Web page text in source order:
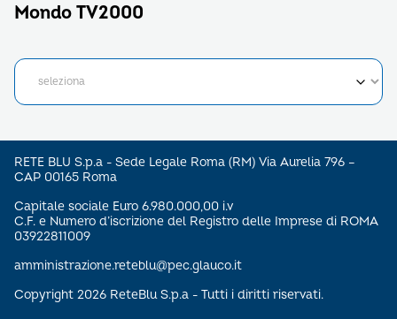
Mondo TV2000
RETE BLU S.p.a - Sede Legale Roma (RM) Via Aurelia 796 –
CAP 00165 Roma
Capitale sociale Euro 6.980.000,00 i.v
C.F. e Numero d’iscrizione del Registro delle Imprese di ROMA
03922811009
amministrazione.reteblu@pec.glauco.it
Copyright 2026 ReteBlu S.p.a - Tutti i diritti riservati.